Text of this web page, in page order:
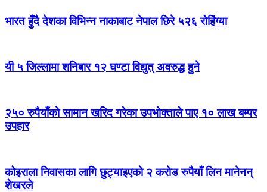
भारत हुँदै देशका विभिन्न नाकाबाट नेपाल छिरे ५२६ रोहिंग्या
यी ५ जिल्लामा शनिबार १२ घण्टा विद्युत् अवरुद्ध हुने
२५० रुपैयाँको सामान खरिद गरेका उपभोक्ताले पाए १० लाख बम्पर
उपहार
कोइराला निवासका लागि छुट्याइएको २ करोड रुपैयाँ लिन मानेनन्
शेखरले